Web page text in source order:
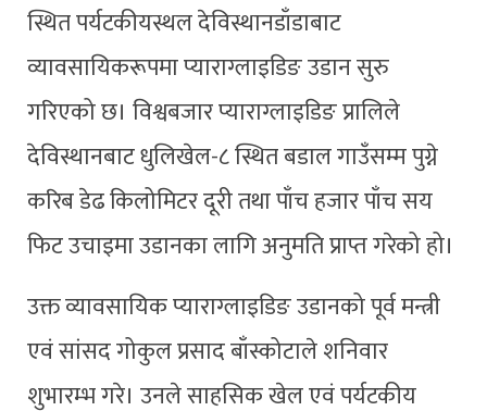
स्थित पर्यटकीयस्थल देविस्थानडाँडाबाट
व्यावसायिकरूपमा प्याराग्लाइडिङ उडान सुरु
गरिएको छ। विश्वबजार प्याराग्लाइडिङ प्रालिले
देविस्थानबाट धुलिखेल-८ स्थित बडाल गाउँसम्म पुग्ने
करिब डेढ किलोमिटर दूरी तथा पाँच हजार पाँच सय
फिट उचाइमा उडानका लागि अनुमति प्राप्त गरेको हो।
उक्त व्यावसायिक प्याराग्लाइडिङ उडानको पूर्व मन्त्री
एवं सांसद गोकुल प्रसाद बाँस्कोटाले शनिवार
शुभारम्भ गरे। उनले साहसिक खेल एवं पर्यटकीय